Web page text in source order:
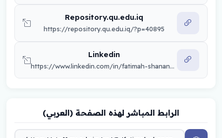
Repository.qu.edu.iq
https://repository.qu.edu.iq/?p=40895
Linkedin
https://www.linkedin.com/in/fatimah-shanan-0ba18938b
الرابط المباشر لهذه الصفحة (العربي)